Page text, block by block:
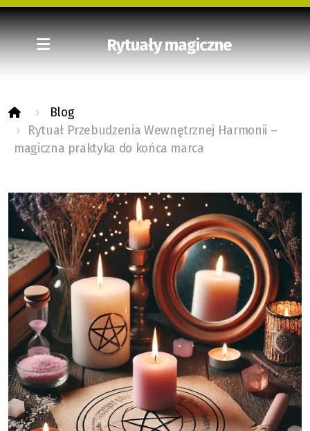
Rytuały magiczne
Blog
Rytuał Przebudzenia Wewnętrznej Harmonii –
magiczna praktyka do końca marca